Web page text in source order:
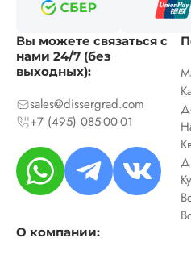
Вы можете связаться с
нами 24/7 (без
выходных):
sales@dissergrad.com
+7 (495) 085-00-01
О компании: